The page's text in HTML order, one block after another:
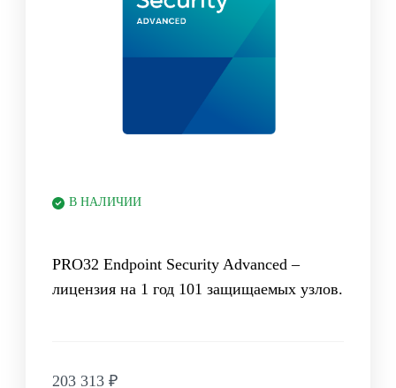
В НАЛИЧИИ
PRO32 Endpoint Security Advanced –
лицензия на 1 год 101 защищаемых узлов.
203 313 ₽